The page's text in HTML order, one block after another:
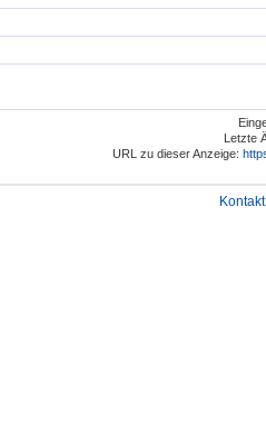
Letzte
URL zu dieser Anzeige:
Kontakt|